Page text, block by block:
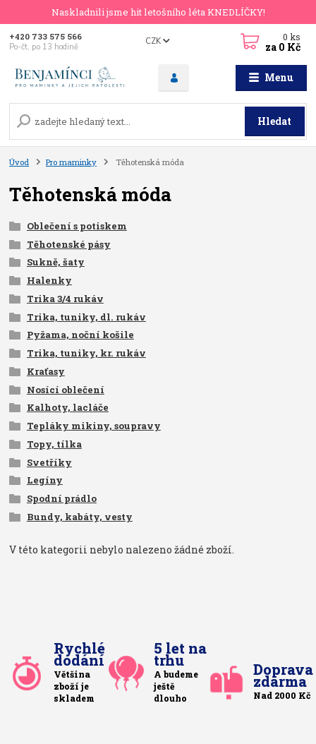
Naskladnili jsme hit letošního léta KNEDLÍČKY!
Menu
CZK
Hledat
+420 733 575 566
Po-čt, po 13 hodině
0ks
za 0 Kč
Úvod Pro maminky Těhotenská móda
Těhotenská móda
Oblečení s potiskem
Těhotenské pásy
Sukně, šaty
Halenky
Trika 3/4 rukáv
Trika, tuniky, dl. rukáv
Pyžama, noční košile
Trika, tuniky, kr. rukáv
Kraťasy
Nosící oblečení
Kalhoty, lacláče
Tepláky mikiny, soupravy
Topy, tílka
Svetříky
Legíny
Spodní prádlo
Bundy, kabáty, vesty
V této kategorii nebylo nalezeno žádné zboží.
Rychlé
dodání
Většina
zboží je
skladem
5 let na
trhu
A budeme
ještě
dlouho
Doprava
zdarma
Nad 2000 Kč